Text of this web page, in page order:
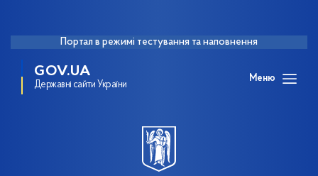
Портал в режимі тестування та наповнення
GOV.UA
Державні сайти України
Меню